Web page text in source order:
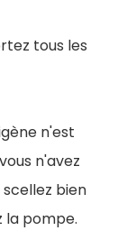
tous les
n'est
n'avez
bien
la pompe.